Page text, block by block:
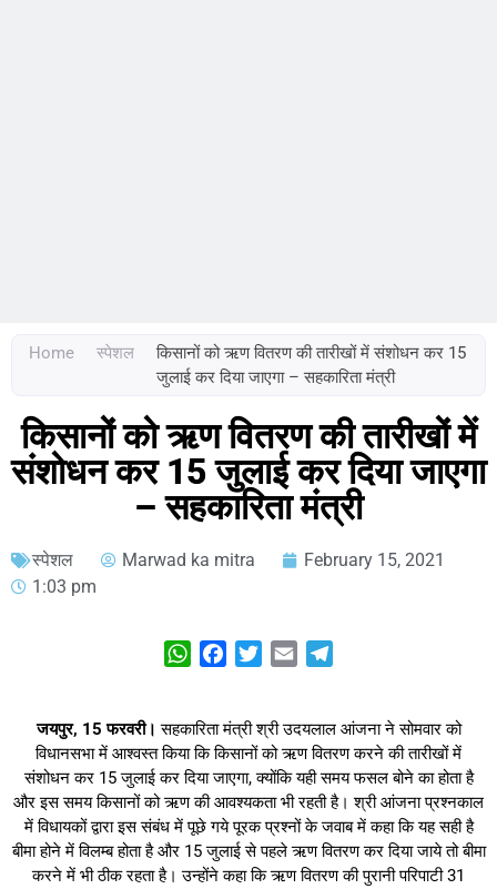
Home स्‍पेशल
किसानों को ऋण वितरण की तारीखों में संशोधन कर 15
जुलाई कर दिया जाएगा – सहकारिता मंत्री
किसानों को ऋण वितरण की तारीखों में
संशोधन कर 15 जुलाई कर दिया जाएगा
– सहकारिता मंत्री
स्‍पेशल Marwad ka mitra
February 15, 2021
1:03 pm
WhatsAppFacebookTwitterEmail
जयपुर, 15 फरवरी। सहकारिता मंत्री श्री उदयलाल आंजना ने सोमवार को
विधानसभा में आश्वस्त किया कि किसानों को ऋण वितरण करने की तारीखों में
संशोधन कर 15 जुलाई कर दिया जाएगा, क्योंकि यही समय फसल बोने का होता है
और इस समय किसानों को ऋण की आवश्यकता भी रहती है। श्री आंजना प्रश्नकाल
में विधायकों द्वारा इस संबंध में पूछे गये पूरक प्रश्नों के जवाब में कहा कि यह सही है
बीमा होने में विलम्ब होता है और 15 जुलाई से पहले ऋण वितरण कर दिया जाये तो बीमा
करने में भी ठीक रहता है। उन्होंने कहा कि ऋण वितरण की पुरानी परिपाटी 31